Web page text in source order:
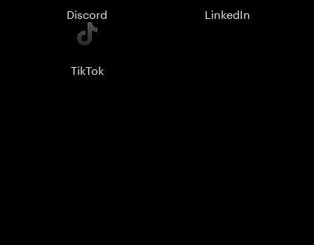
Discord LinkedIn
TikTok